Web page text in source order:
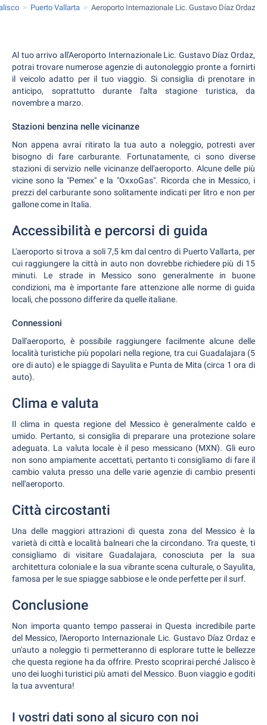
Puerto Vallarta Aeroporto Internazionale Lic. Gustavo Díaz Ordaz
Al tuo arrivo all'Aeroporto Internazionale Lic. Gustavo Díaz Ordaz,
potrai trovare numerose agenzie di autonoleggio pronte a fornirti
il veicolo adatto per il tuo viaggio. Si consiglia di prenotare in
anticipo, soprattutto durante l'alta stagione turistica, da
novembre a marzo.
Stazioni benzina nelle vicinanze
Non appena avrai ritirato la tua auto a noleggio, potresti aver
bisogno di fare carburante. Fortunatamente, ci sono diverse
stazioni di servizio nelle vicinanze dell'aeroporto. Alcune delle più
vicine sono la "Pemex" e la "OxxoGas". Ricorda che in Messico, i
prezzi del carburante sono solitamente indicati per litro e non per
gallone come in Italia.
Accessibilità e percorsi di guida
L'aeroporto si trova a soli 7,5 km dal centro di Puerto Vallarta, per
cui raggiungere la città in auto non dovrebbe richiedere più di 15
minuti. Le strade in Messico sono generalmente in buone
condizioni, ma è importante fare attenzione alle norme di guida
locali, che possono differire da quelle italiane.
Connessioni
Dall'aeroporto, è possibile raggiungere facilmente alcune delle
località turistiche più popolari nella regione, tra cui Guadalajara (5
ore di auto) e le spiagge di Sayulita e Punta de Mita (circa 1 ora di
auto).
Clima e valuta
Il clima in questa regione del Messico è generalmente caldo e
umido. Pertanto, si consiglia di preparare una protezione solare
adeguata. La valuta locale è il peso messicano (MXN). Gli euro
non sono ampiamente accettati, pertanto ti consigliamo di fare il
cambio valuta presso una delle varie agenzie di cambio presenti
nell'aeroporto.
Città circostanti
Una delle maggiori attrazioni di questa zona del Messico è la
varietà di città e località balneari che la circondano. Tra queste, ti
consigliamo di visitare Guadalajara, conosciuta per la sua
architettura coloniale e la sua vibrante scena culturale, o Sayulita,
famosa per le sue spiagge sabbiose e le onde perfette per il surf.
Conclusione
Non importa quanto tempo passerai in Questa incredibile parte
del Messico, l'Aeroporto Internazionale Lic. Gustavo Díaz Ordaz e
un'auto a noleggio ti permetteranno di esplorare tutte le bellezze
che questa regione ha da offrire. Presto scoprirai perché Jalisco è
uno dei luoghi turistici più amati del Messico. Buon viaggio e goditi
la tua avventura!
I vostri dati sono al sicuro con noi